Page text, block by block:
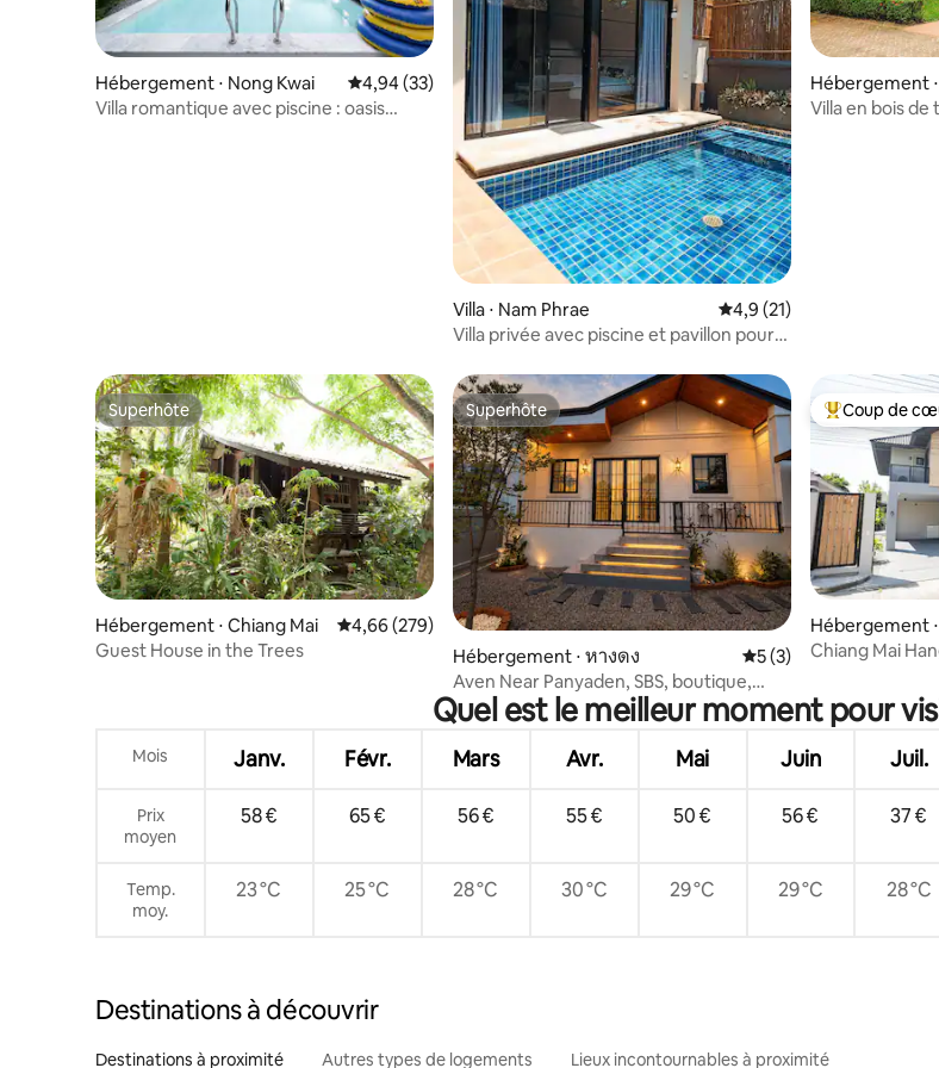
Hébergement ⋅ Nong Kwai Évaluation moyenne sur la base de 33 commentaires : 4,94 sur 5
4,94 (33)
Villa romantique avec piscine : oasis
Villa ⋅ Nam Phrae Évaluation moyenne sur
4,9 (21)
Villa privée avec piscine et pavillon pour
Hébergement
Villa en bois
Superhôte
Superhôte
Hébergement ⋅ Chiang Mai Évaluation moyenne sur la base de 279 commentaires : 4,66 sur 5
4,66 (279)
Guest House in the Trees
Superhôte
Superhôte
Hébergement ⋅ หางดง Évaluation moyenne
5 (3)
Aven Near Panyaden, SBS, boutique,
aéroport, Montessori
Coups de
Coup de
Hébergement
Chiang Mai
Quel est le meilleur moment pour
Mois Janv. Févr. Mars Avr. Mai Juin Juil.
Prix
moyen
58 € 65 € 56 € 55 € 50 € 56 € 37 €
Temp.
moy.
23 °C 25 °C 28 °C 30 °C 29 °C 29 °C 28 °C
Destinations à découvrir
Destinations à proximité Autres types de logements Lieux incontournables à proximité